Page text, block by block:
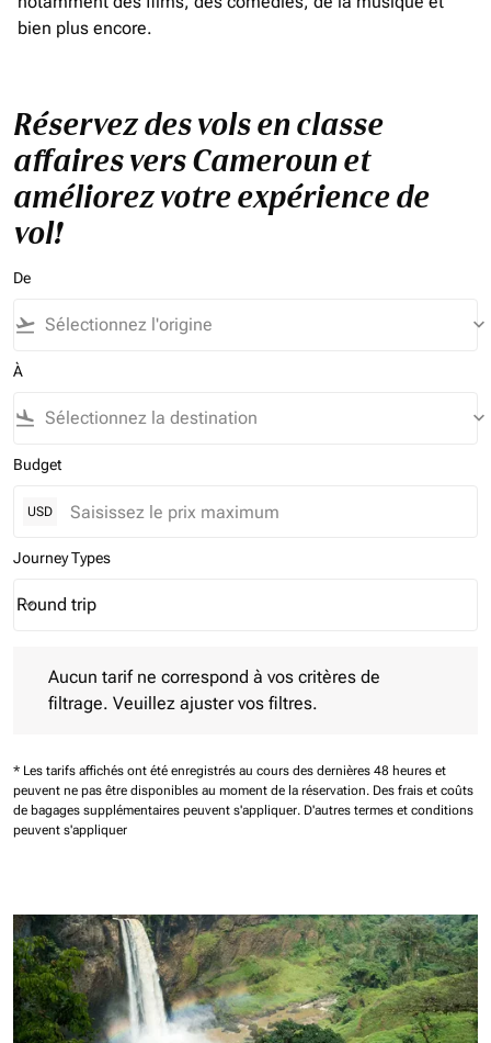
bien plus encore.
Réservez des vols en classe
affaires vers Cameroun et
améliorez votre expérience de
vol!
De
flight_takeoff keyboard_arrow_down
À
flight_land keyboard_arrow_down
Budget
USD
Journey Types
Journey Types option Round trip Selected
Round trip
keyboard_arrow_down
Aucun tarif ne correspond à vos critères de
filtrage. Veuillez ajuster vos filtres.
* Les tarifs affichés ont été enregistrés au cours des dernières 48 heures et
peuvent ne pas être disponibles au moment de la réservation. Des frais et coûts
de bagages supplémentaires peuvent s'appliquer. D'autres termes et conditions
peuvent s'appliquer